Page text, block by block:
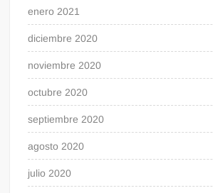
enero 2021
diciembre 2020
noviembre 2020
octubre 2020
septiembre 2020
agosto 2020
julio 2020